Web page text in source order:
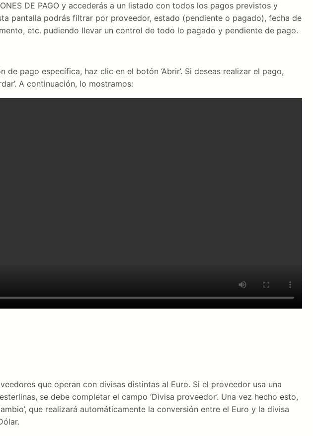
DE PAGO y accederás a un listado con todos los pagos previstos y
pantalla podrás filtrar por proveedor, estado (pendiente o pagado), fecha de
etc. pudiendo llevar un control de todo lo pagado y pendiente de pago.
de pago específica, haz clic en el botón ‘Abrir’. Si deseas realizar el pago,
A continuación, lo mostramos:
que operan con divisas distintas al Euro. Si el proveedor usa una
se debe completar el campo ‘Divisa proveedor’. Una vez hecho esto,
que realizará automáticamente la conversión entre el Euro y la divisa